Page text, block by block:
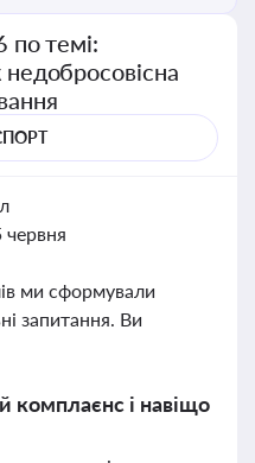
по темі:
червня
ми сформували
запитання. Ви
комплаєнс і навіщо